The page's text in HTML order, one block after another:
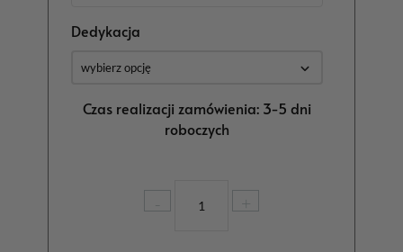
Dedykacja
Czas realizacji zamówienia: 3-5 dni
roboczych
-
Podziękowanie
+